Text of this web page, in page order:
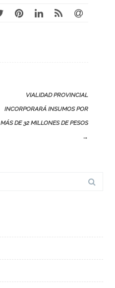
VIALIDAD PROVINCIAL
INCORPORARÁ INSUMOS POR
MÁS DE 32 MILLONES DE PESOS
→